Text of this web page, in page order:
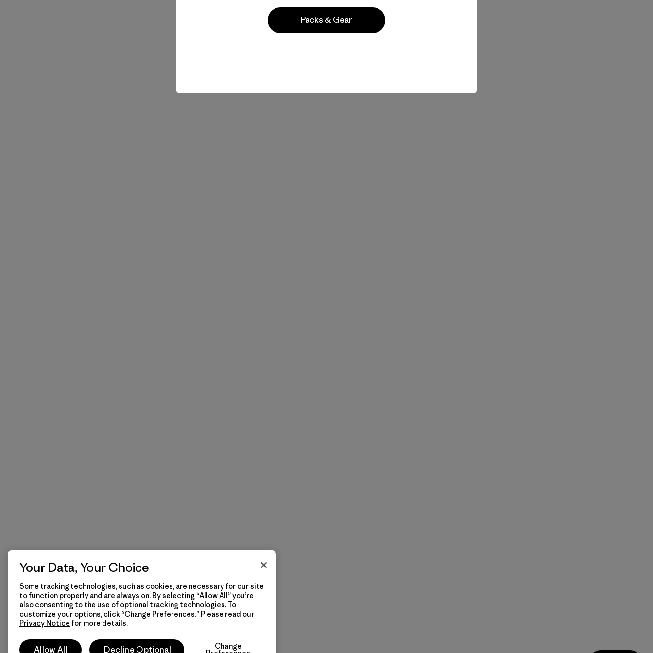
Packs & Gear
Your Data, Your Choice
Some tracking technologies, such as cookies, are necessary for our site
to function properly and are always on. By selecting “Allow All” you’re
also consenting to the use of optional tracking technologies. To
customize your options, click “Change Preferences.” Please read our
Privacy Notice for more details.
Allow All Decline Optional Change